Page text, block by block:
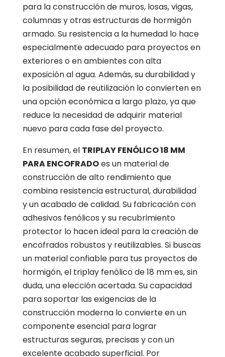
para la construcción de muros, losas, vigas,
columnas y otras estructuras de hormigón
armado. Su resistencia a la humedad lo hace
especialmente adecuado para proyectos en
exteriores o en ambientes con alta
exposición al agua. Además, su durabilidad y
la posibilidad de reutilización lo convierten en
una opción económica a largo plazo, ya que
reduce la necesidad de adquirir material
nuevo para cada fase del proyecto.
En resumen, el TRIPLAY FENÓLICO 18 MM
PARA ENCOFRADOes un material de
construcción de alto rendimiento que
combina resistencia estructural, durabilidad
y un acabado de calidad. Su fabricación con
adhesivos fenólicos y su recubrimiento
protector lo hacen ideal para la creación de
encofrados robustos y reutilizables. Si buscas
un material confiable para tus proyectos de
hormigón, el triplay fenólico de 18 mm es, sin
duda, una elección acertada. Su capacidad
para soportar las exigencias de la
construcción moderna lo convierte en un
componente esencial para lograr
estructuras seguras, precisas y con un
excelente acabado superficial. Por